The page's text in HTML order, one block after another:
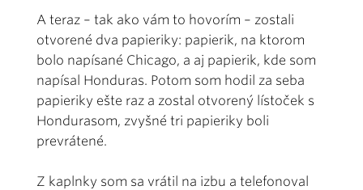
A teraz – tak ako vám to hovorím – zostali
otvorené dva papieriky: papierik, na ktorom
bolo napísané Chicago, a aj papierik, kde som
napísal Honduras. Potom som hodil za seba
papieriky ešte raz a zostal otvorený lístoček s
Hondurasom, zvyšné tri papieriky boli
prevrátené.
Z kaplnky som sa vrátil na izbu a telefonoval